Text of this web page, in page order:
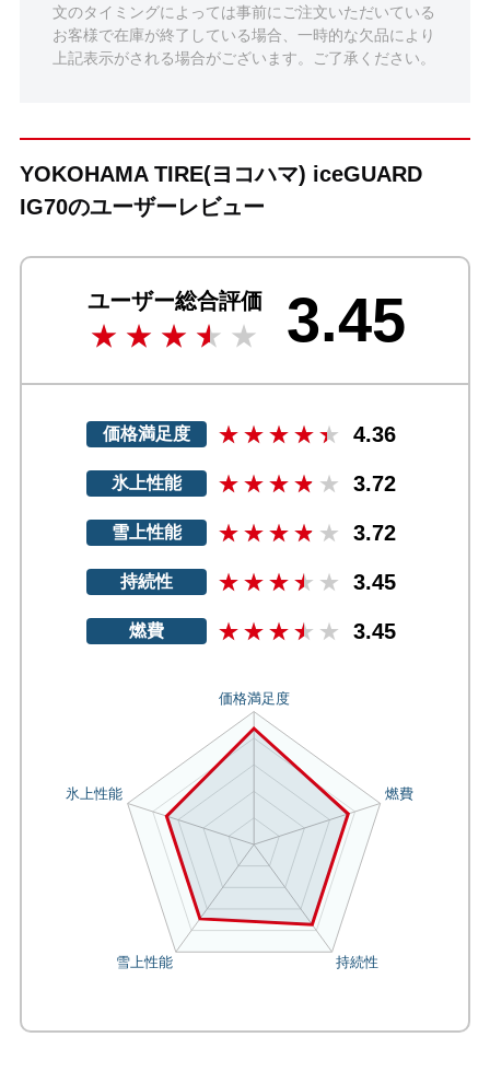
文のタイミングによっては事前にご注文いただいている
お客様で在庫が終了している場合、一時的な欠品により
上記表示がされる場合がございます。ご了承ください。
YOKOHAMA TIRE(ヨコハマ) iceGUARD
IG70のユーザーレビュー
ユーザー総合評価 3.45
価格満足度 4.36
氷上性能 3.72
雪上性能 3.72
持続性 3.45
燃費 3.45